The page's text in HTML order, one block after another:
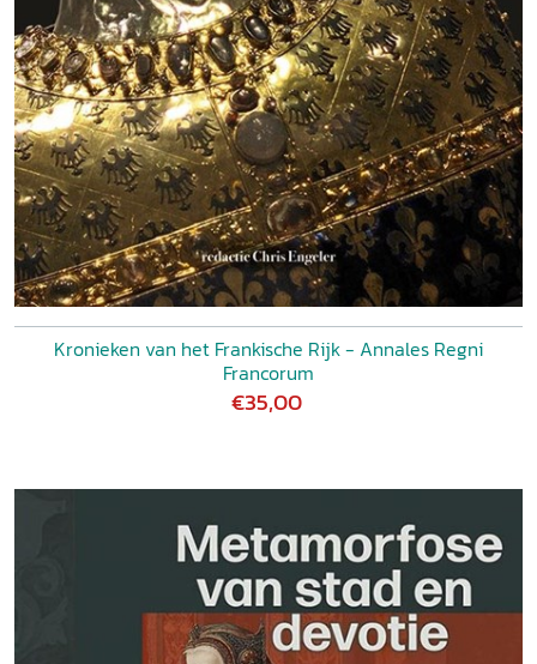
Kronieken van het Frankische Rijk - Annales Regni
Francorum
€35,00